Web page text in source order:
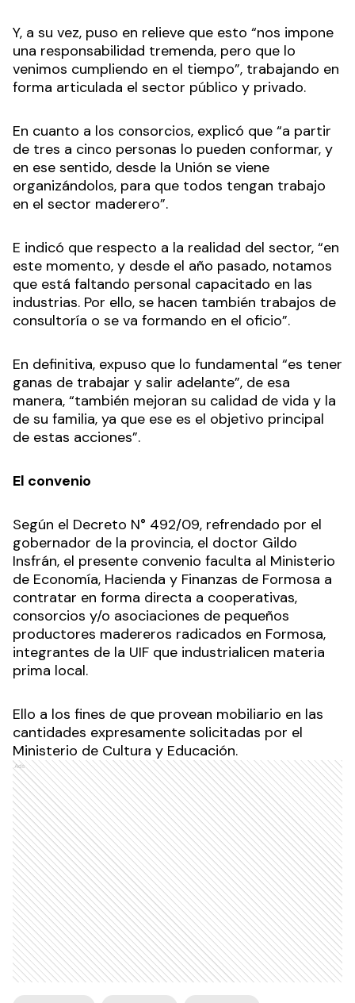
Y, a su vez, puso en relieve que esto “nos impone
una responsabilidad tremenda, pero que lo
venimos cumpliendo en el tiempo”, trabajando en
forma articulada el sector público y privado.
En cuanto a los consorcios, explicó que “a partir
de tres a cinco personas lo pueden conformar, y
en ese sentido, desde la Unión se viene
organizándolos, para que todos tengan trabajo
en el sector maderero”.
E indicó que respecto a la realidad del sector, “en
este momento, y desde el año pasado, notamos
que está faltando personal capacitado en las
industrias. Por ello, se hacen también trabajos de
consultoría o se va formando en el oficio”.
En definitiva, expuso que lo fundamental “es tener
ganas de trabajar y salir adelante”, de esa
manera, “también mejoran su calidad de vida y la
de su familia, ya que ese es el objetivo principal
de estas acciones”.
El convenio
Según el Decreto N° 492/09, refrendado por el
gobernador de la provincia, el doctor Gildo
Insfrán, el presente convenio faculta al Ministerio
de Economía, Hacienda y Finanzas de Formosa a
contratar en forma directa a cooperativas,
consorcios y/o asociaciones de pequeños
productores madereros radicados en Formosa,
integrantes de la UIF que industrialicen materia
prima local.
Ello a los fines de que provean mobiliario en las
cantidades expresamente solicitadas por el
Ministerio de Cultura y Educación.
Ads